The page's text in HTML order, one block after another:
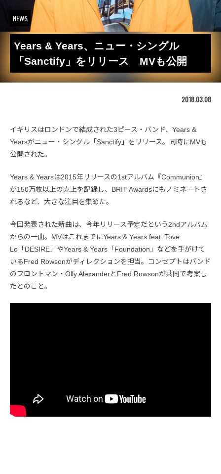
NEWS
Years & Years、ニュー・シングル
「Sanctify」をリリース MVも公開
2018.03.08
イギリスはロンドンで結成された3ピース・バンド、Years &
Yearsがニュー・シングル「Sanctify」をリリース。同時にMVも
公開された。
Years & Yearsは2015年リリースの1stアルバム『Communion』
が150万枚以上の売上を記録し、BRIT Awardsにもノミネートさ
れるなど、大きな注目を集めた。
今回発表された新曲は、今年リリース予定だという2ndアルバム
からの一曲。MVはこれまでにYears & Years feat. Tove
Lo「DESIRE」やYears & Years「Foundation」などを手がけて
いるFred Rowsonがディレクションを担当。コンセプトはバンド
のフロントマン・Olly AlexanderとFred Rowsonが共同で考案し
たとのこと。